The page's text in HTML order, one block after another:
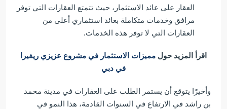
العقار على عائد الاستثمار، حيث تتمتع العقارات التي توفر
مرافق وخدمات متكاملة بعائد استثماري أعلى من
العقارات التي لا توفر هذه الخدمات.
اقرأ المزيد حول مميزات الاستثمار في مشروع عزيزي ريفيرا
في دبي
وأخيرًا يتوقع أن يستمر الطلب على العقارات في مدينة محمد
بن راشد في الارتفاع في السنوات القادمة، هذا النمو في